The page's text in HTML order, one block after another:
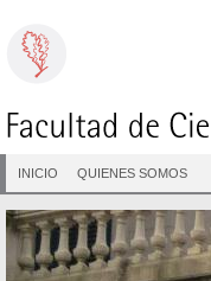
INICIO QUIENES SOMOS